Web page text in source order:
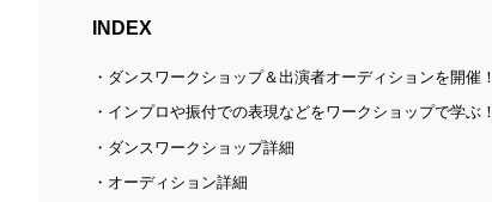
INDEX
ダンスワークショップ＆出演者オーディションを開催！
インプロや振付での表現などをワークショップで学ぶ！
ダンスワークショップ詳細
オーディション詳細